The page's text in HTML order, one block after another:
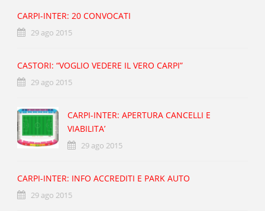
CARPI-INTER: 20 CONVOCATI
29 ago 2015
CASTORI: “VOGLIO VEDERE IL VERO CARPI”
29 ago 2015
CARPI-INTER: APERTURA CANCELLI E
VIABILITA’
29 ago 2015
CARPI-INTER: INFO ACCREDITI E PARK AUTO
29 ago 2015